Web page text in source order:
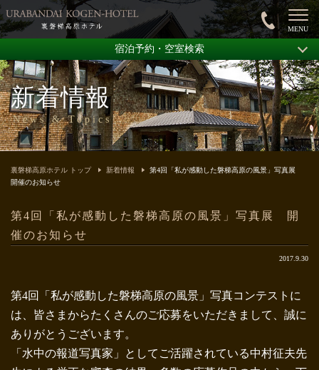
新着情報
News & Topics
宿泊予約・空室検索
裏磐梯高原ホテル トップ 新着情報
第4回「私が感動した磐梯高原の風景」写真展
開催のお知らせ
第4回「私が感動した磐梯高原の風景」写真展 開
催のお知らせ
2017.9.30
第4回「私が感動した磐梯高原の風景」写真コンテストに
は、皆さまからたくさんのご応募をいただきまして、誠に
ありがとうございます。
「水中の報道写真家」としてご活躍されている中村征夫先